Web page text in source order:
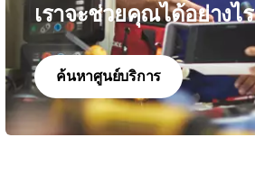
เราจะช่วยคุณได้อย่างไร
ค้นหาศูนย์บริการ